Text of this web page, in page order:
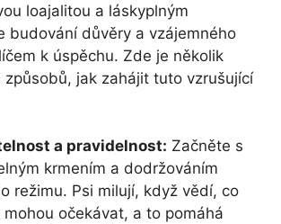
loajalitou a láskyplným
budování důvěry ‌a vzájemného
k úspěchu. Zde je několik
způsobů, jak zahájit tuto vzrušující
a pravidelnost: ⁢Začněte s
krmením a dodržováním
režimu. Psi milují, když vědí, co
mohou očekávat, a to pomáhá